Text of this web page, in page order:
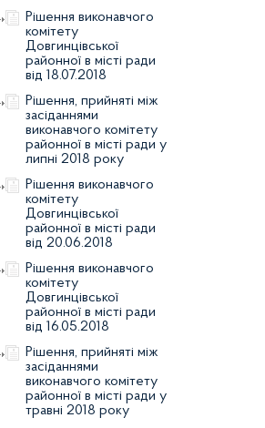
Рішення виконавчого
комітету
Довгинцівської
районної в місті ради
від 18.07.2018
Рішення, прийняті між
засіданнями
виконавчого комітету
районної в місті ради у
липні 2018 року
Рішення виконавчого
комітету
Довгинцівської
районної в місті ради
від 20.06.2018
Рішення виконавчого
комітету
Довгинцівської
районної в місті ради
від 16.05.2018
Рішення, прийняті між
засіданнями
виконавчого комітету
районної в місті ради у
травні 2018 року